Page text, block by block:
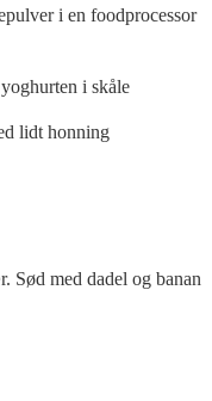
i en foodprocessor
i skåle
lidt honning
Sød med dadel og banan